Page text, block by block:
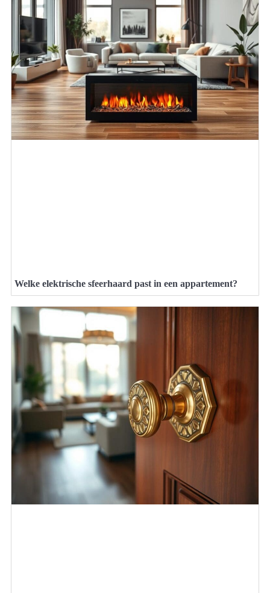
Welke elektrische sfeerhaard past in een appartement?